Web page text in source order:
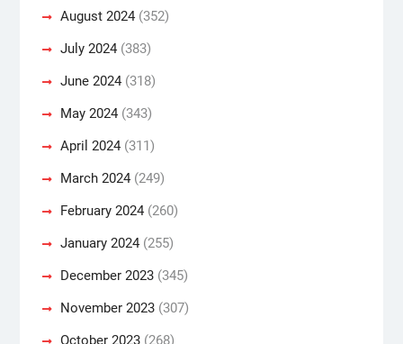
August 2024(352)
July 2024(383)
June 2024(318)
May 2024(343)
April 2024(311)
March 2024(249)
February 2024(260)
January 2024(255)
December 2023(345)
November 2023(307)
October 2023(268)